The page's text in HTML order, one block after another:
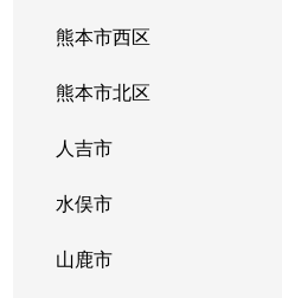
熊本市西区
熊本市北区
人吉市
水俣市
山鹿市